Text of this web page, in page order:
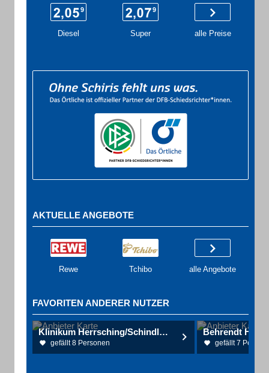
Diesel Super alle Preise
AKTUELLE ANGEBOTE
Rewe Tchibo alle Angebote
FAVORITEN ANDERER NUTZER
Klinikum Herrsching/Schindlbeck
gefällt 8 Personen
Behrendt
gefällt 7